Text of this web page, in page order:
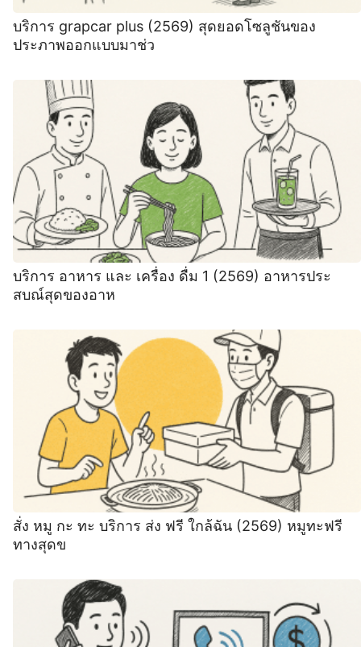
บริการ grapcar plus (2569) สุดยอดโซลูชันของ
ประภาพออกแบบมาช่ว
บริการ อาหาร และ เครื่อง ดื่ม 1 (2569) อาหารประ
สบณ์สุดของอาห
สั่ง หมู กะ ทะ บริการ ส่ง ฟรี ใกล้ฉัน (2569) หมูทะฟรี
ทางสุดข